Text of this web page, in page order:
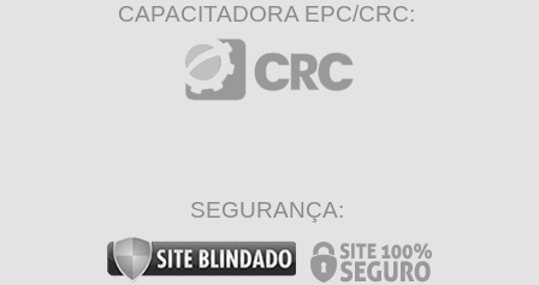
CAPACITADORA EPC/CRC:
SEGURANÇA: